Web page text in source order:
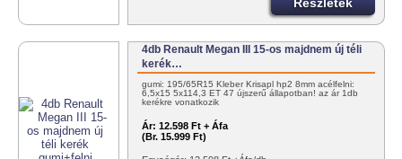
4db Renault Megan III 15-os majdnem új téli
kerék…
gumi: 195/65R15 Kleber Krisapl hp2 8mm acélfelni:
6,5x15 5x114,3 ET 47 újszerű állapotban! az ár 1db
kerékre vonatkozik
Ár: 12.598 Ft + Áfa
(Br. 15.999 Ft)